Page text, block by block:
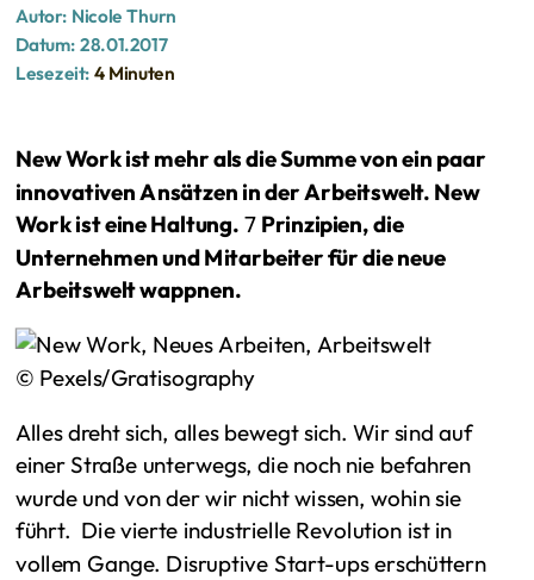
Autor: Nicole Thurn
Datum: 28.01.2017
Lesezeit: 4 Minuten
New Work ist mehr als die Summe von ein paar
innovativen Ansätzen in der Arbeitswelt. New
Work ist eine Haltung. 7 Prinzipien, die
Unternehmen und Mitarbeiter für die neue
Arbeitswelt wappnen.
© Pexels/Gratisography
Alles dreht sich, alles bewegt sich. Wir sind auf
einer Straße unterwegs, die noch nie befahren
wurde und von der wir nicht wissen, wohin sie
führt. Die vierte industrielle Revolution ist in
vollem Gange. Disruptive Start-ups erschüttern